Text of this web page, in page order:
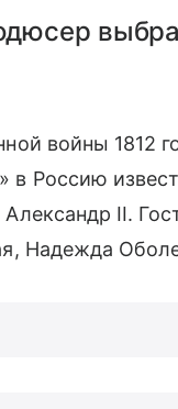
войны 1812
Россию
II.
Надежда